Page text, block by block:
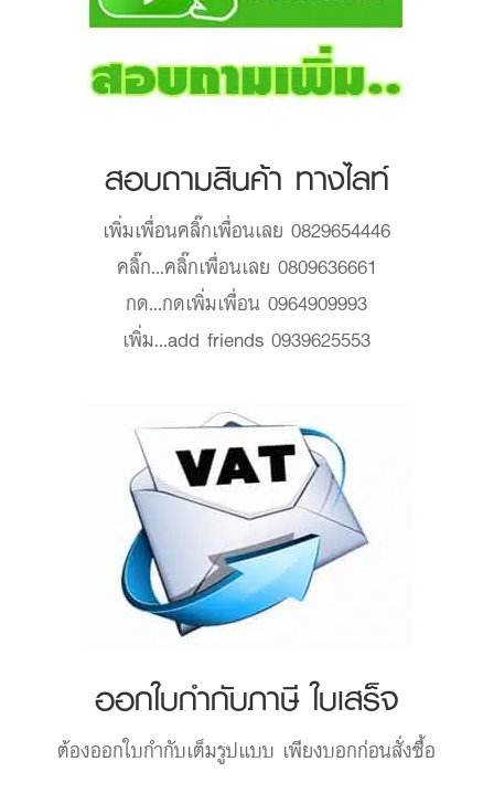
สอบถามสินค้า ทางไลท์
เพิ่มเพื่อนคลิ๊กเพื่อนเลย 0829654446
คลิ๊ก...คลิ๊กเพื่อนเลย 0809636661
กด...กดเพิ่มเพื่อน 0964909993
เพิ่ม...add friends 0939625553
ออกใบกำกับภาษี ใบเสร็จ
ต้องออกใบกำกับเต็มรูปแบบ เพียงบอกก่อนสั่งซื้อ